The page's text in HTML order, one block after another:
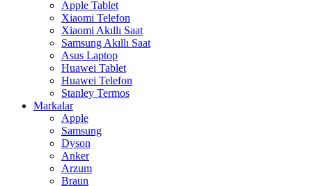
Apple Tablet
Xiaomi Telefon
Xiaomi Akıllı Saat
Samsung Akıllı Saat
Asus Laptop
Huawei Tablet
Huawei Telefon
Stanley Termos
Markalar
Apple
Samsung
Dyson
Anker
Arzum
Braun